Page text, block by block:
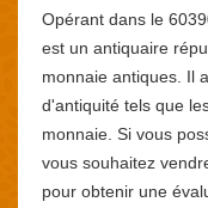
Opérant dans le
est un antiquaire
monnaie antiques. Il
d'antiquité tels que
monnaie. Si vous
vous souhaitez
pour obtenir une